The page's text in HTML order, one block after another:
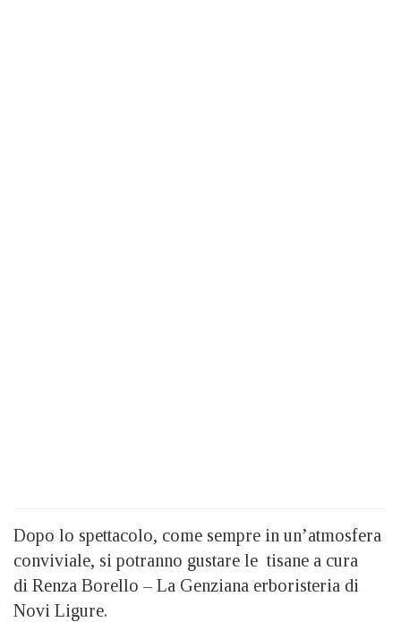
Dopo lo spettacolo, come sempre in un’atmosfera
conviviale, si potranno gustare le tisane a cura
di Renza Borello – La Genziana erboristeria di
Novi Ligure.